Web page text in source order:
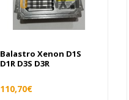
Balastro Xenon D1S
D1R D3S D3R
110,70€